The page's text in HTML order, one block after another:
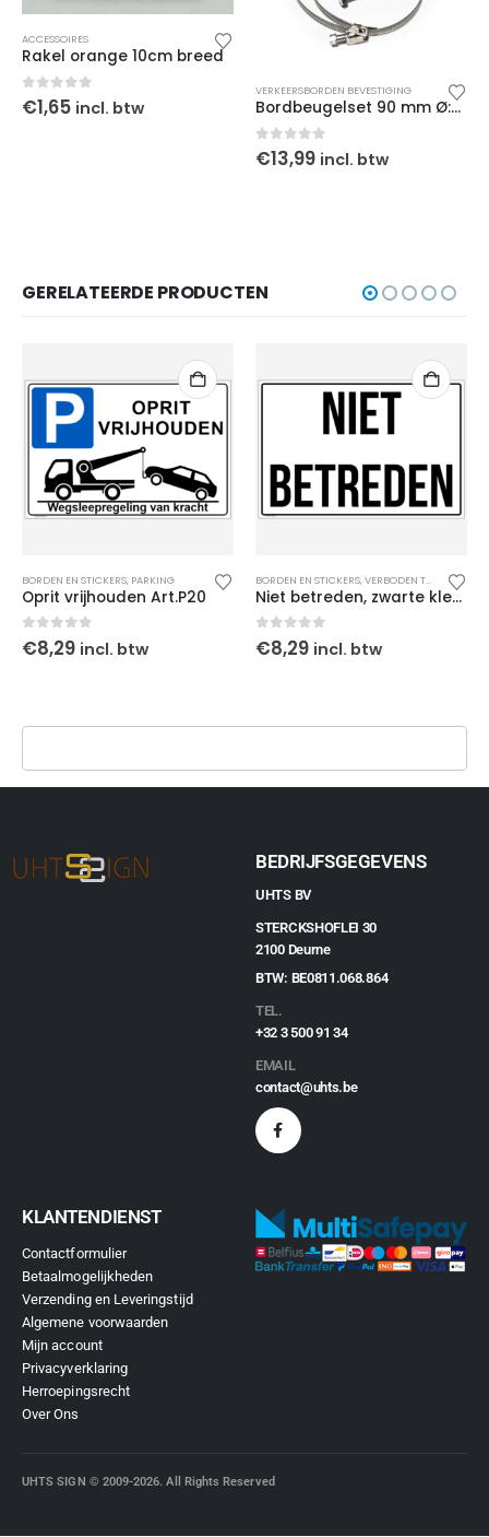
ACCESSOIRES
Rakel orange 10cm breed
0out of 5
€1,65 incl. btw
VERKEERSBORDEN BEVESTIGING
Bordbeugelset 90 mm Ø:60-170 mm
0out of 5
€13,99 incl. btw
GERELATEERDE PRODUCTEN
BORDEN EN STICKERS, PARKING
Oprit vrijhouden Art.P20
0out of 5
€8,29 incl. btw
BORDEN EN STICKERS,VERBODEN TOEGANG
Niet betreden, zwarte kleur
0out of 5
€8,29 incl. btw
BEDRIJFSGEGEVENS
UHTS BV
STERCKSHOFLEI 30
2100 Deurne
BTW: BE0811.068.864
TEL.
+32 3 500 91 34
EMAIL
contact@uhts.be
KLANTENDIENST
Contactformulier
Betaalmogelijkheden
Verzending en Leveringstijd
Algemene voorwaarden
Mijn account
Privacyverklaring
Herroepingsrecht
Over Ons
UHTS SIGN © 2009-2026. All Rights Reserved